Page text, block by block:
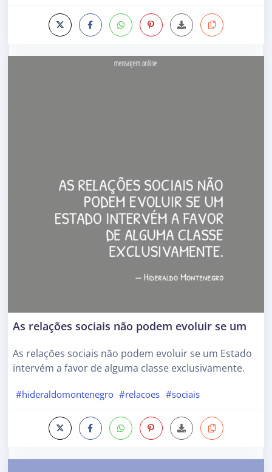
As relações sociais não podem evoluir se um
As relações sociais não podem evoluir se um Estado
intervém a favor de alguma classe exclusivamente.
#hideraldomontenegro #relacoes #sociais